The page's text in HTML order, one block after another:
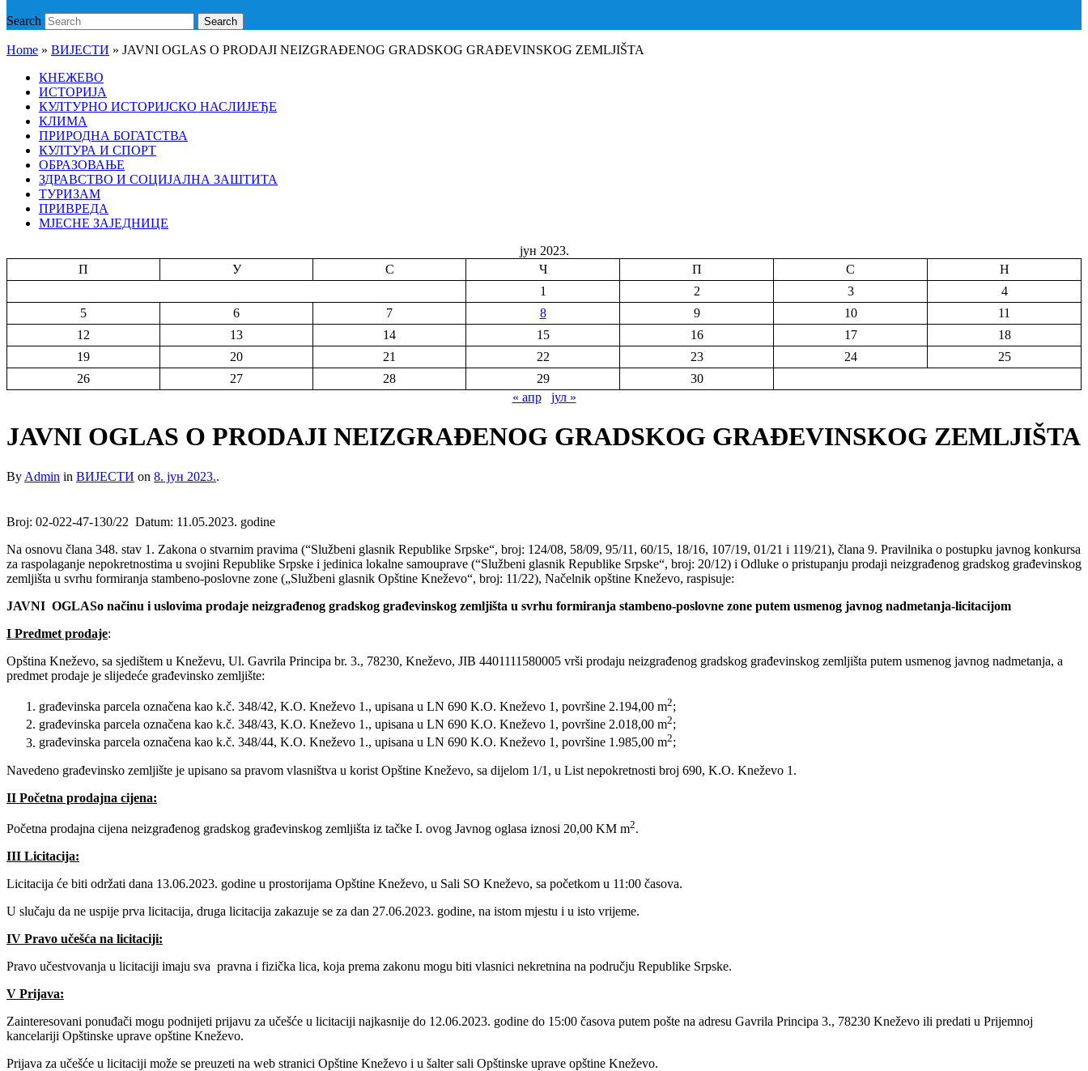
Search Search
Home » ВИЈЕСТИ » JAVNI OGLAS O PRODAJI NEIZGRAĐENOG GRADSKOG GRAĐEVINSKOG ZEMLJIŠTA
КНЕЖЕВО
ИСТОРИЈА
КУЛТУРНО ИСТОРИЈСКО НАСЛИЈЕЂЕ
КЛИМА
ПРИРОДНА БОГАТСТВА
КУЛТУРА И СПОРТ
ОБРАЗОВАЊЕ
ЗДРАВСТВО И СОЦИЈАЛНА ЗАШТИТА
ТУРИЗАМ
ПРИВРЕДА
МЈЕСНЕ ЗАЈЕДНИЦЕ
јун 2023.
П
У С Ч П С
Н
1
2 3
4
5
6 7 8 9 10
11
12
13 14 15 16 17
18
19
20 21 22 23 24
25
26
27 28 29
30
« апр
јул »
JAVNI OGLAS O PRODAJI NEIZGRAĐENOG GRADSKOG GRAĐEVINSKOG ZEMLJIŠTA
By Admin in ВИЈЕСТИ on 8. јун 2023..
Broj: 02-022-47-130/22 Datum: 11.05.2023. godine
Na osnovu člana 348. stav 1. Zakona o stvarnim pravima (“Službeni glasnik Republike Srpske“, broj: 124/08, 58/09, 95/11, 60/15, 18/16, 107/19, 01/21 i 119/21), člana 9. Pravilnika o postupku javnog konkursa
za raspolaganje nepokretnostima u svojini Republike Srpske i jedinica lokalne samouprave (“Službeni glasnik Republike Srpske“, broj: 20/12) i Odluke o pristupanju prodaji neizgrađenog gradskog građevinskog
zemljišta u svrhu formiranja stambeno-poslovne zone („Službeni glasnik Opštine Kneževo“, broj: 11/22), Načelnik opštine Kneževo, raspisuje:
JAVNI OGLASo načinu i uslovima prodaje neizgrađenog gradskog građevinskog zemljišta u svrhu formiranja stambeno-poslovne zone putem usmenog javnog nadmetanja-licitacijom
I Predmet prodaje:
Opština Kneževo, sa sjedištem u Kneževu, Ul. Gavrila Principa br. 3., 78230, Kneževo, JIB 4401111580005 vrši prodaju neizgrađenog gradskog građevinskog zemljišta putem usmenog javnog nadmetanja, a
predmet prodaje je slijedeće građevinsko zemljište:
građevinska parcela označena kao k.č. 348/42, K.O. Kneževo 1., upisana u LN 690 K.O. Kneževo 1, površine 2.194,00 m2;
građevinska parcela označena kao k.č. 348/43, K.O. Kneževo 1., upisana u LN 690 K.O. Kneževo 1, površine 2.018,00 m2;
građevinska parcela označena kao k.č. 348/44, K.O. Kneževo 1., upisana u LN 690 K.O. Kneževo 1, površine 1.985,00 m2;
Navedeno građevinsko zemljište je upisano sa pravom vlasništva u korist Opštine Kneževo, sa dijelom 1/1, u List nepokretnosti broj 690, K.O. Kneževo 1.
II Početna prodajna cijena:
Početna prodajna cijena neizgrađenog gradskog građevinskog zemljišta iz tačke I. ovog Javnog oglasa iznosi 20,00 KM m2.
III Licitacija:
Licitacija će biti održati dana 13.06.2023. godine u prostorijama Opštine Kneževo, u Sali SO Kneževo, sa početkom u 11:00 časova.
U slučaju da ne uspije prva licitacija, druga licitacija zakazuje se za dan 27.06.2023. godine, na istom mjestu i u isto vrijeme.
IV Pravo učešća na licitaciji:
Pravo učestvovanja u licitaciji imaju sva pravna i fizička lica, koja prema zakonu mogu biti vlasnici nekretnina na području Republike Srpske.
V Prijava:
Zainteresovani ponuđači mogu podnijeti prijavu za učešće u licitaciji najkasnije do 12.06.2023. godine do 15:00 časova putem pošte na adresu Gavrila Principa 3., 78230 Kneževo ili predati u Prijemnoj
kancelariji Opštinske uprave opštine Kneževo.
Prijava za učešće u licitaciji može se preuzeti na web stranici Opštine Kneževo i u šalter sali Opštinske uprave opštine Kneževo.